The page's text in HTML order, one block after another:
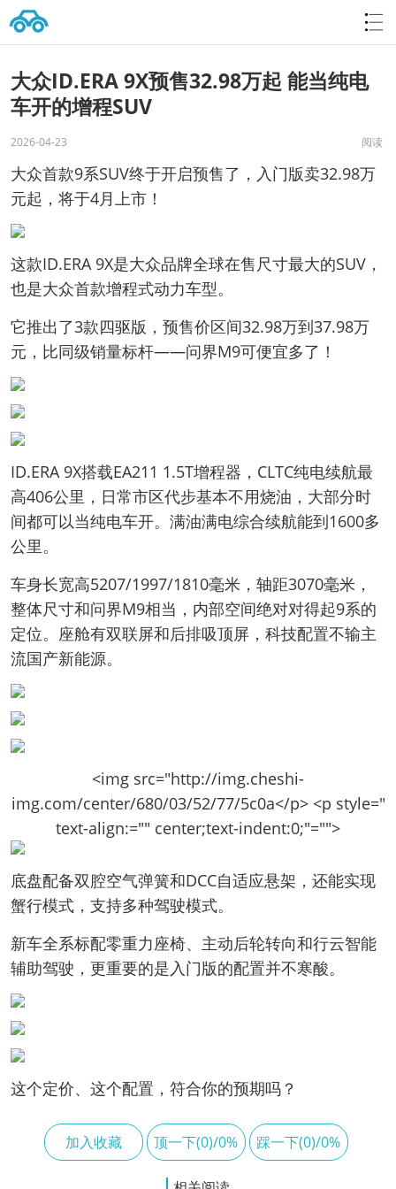
大众ID.ERA 9X预售32.98万起 能当纯电
车开的增程SUV
阅读
2026-04-23
大众首款9系SUV终于开启预售了，入门版卖32.98万
元起，将于4月上市！
这款ID.ERA 9X是大众品牌全球在售尺寸最大的SUV，
也是大众首款增程式动力车型。
它推出了3款四驱版，预售价区间32.98万到37.98万
元，比同级销量标杆——问界M9可便宜多了！
ID.ERA 9X搭载EA211 1.5T增程器，CLTC纯电续航最
高406公里，日常市区代步基本不用烧油，大部分时
间都可以当纯电车开。满油满电综合续航能到1600多
公里。
车身长宽高5207/1997/1810毫米，轴距3070毫米，
整体尺寸和问界M9相当，内部空间绝对对得起9系的
定位。座舱有双联屏和后排吸顶屏，科技配置不输主
流国产新能源。
<img src="http://img.cheshi-
img.com/center/680/03/52/77/5c0a</p> <p style="
text-align:="" center;text-indent:0;"="">
底盘配备双腔空气弹簧和DCC自适应悬架，还能实现
蟹行模式，支持多种驾驶模式。
新车全系标配零重力座椅、主动后轮转向和行云智能
辅助驾驶，更重要的是入门版的配置并不寒酸。
这个定价、这个配置，符合你的预期吗？
加入收藏 顶一下(0)/0% 踩一下(0)/0%